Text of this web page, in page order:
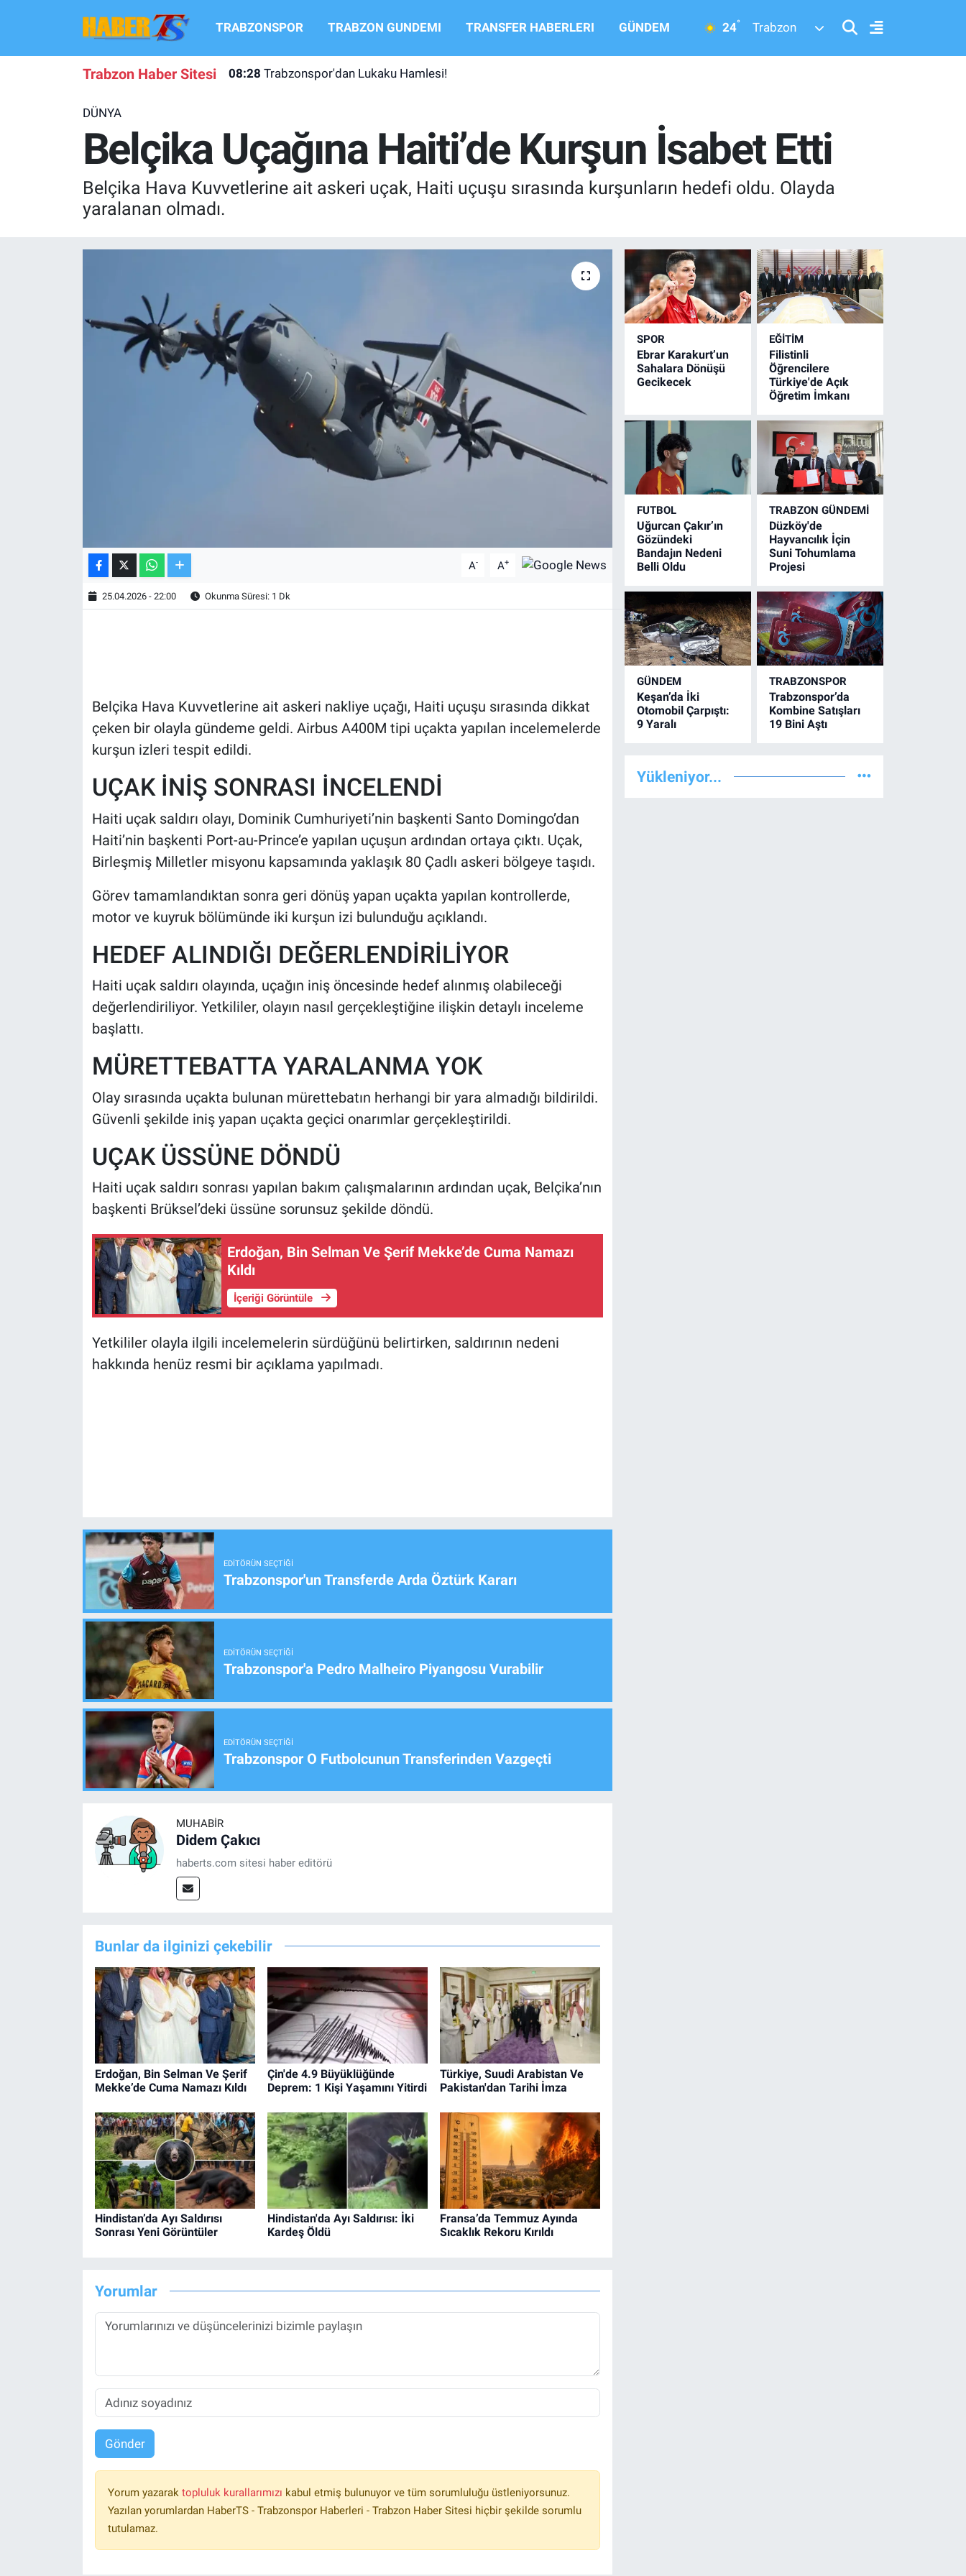
TRABZONSPOR TRABZON GUNDEMI TRANSFER HABERLERI GÜNDEM 24° Trabzon
Trabzon Haber Sitesi 08:28 Trabzonspor'dan Lukaku Hamlesi!
DÜNYA
Belçika Uçağına Haiti’de Kurşun İsabet Etti
Belçika Hava Kuvvetlerine ait askeri uçak, Haiti uçuşu sırasında kurşunların hedefi oldu. Olayda
yaralanan olmadı.
A- A+
25.04.2026 - 22:00 Okunma Süresi: 1 Dk
Belçika Hava Kuvvetlerine ait askeri nakliye uçağı, Haiti uçuşu sırasında dikkat
çeken bir olayla gündeme geldi. Airbus A400M tipi uçakta yapılan incelemelerde
kurşun izleri tespit edildi.
UÇAK İNİŞ SONRASI İNCELENDİ
Haiti uçak saldırı olayı, Dominik Cumhuriyeti’nin başkenti Santo Domingo’dan
Haiti’nin başkenti Port-au-Prince’e yapılan uçuşun ardından ortaya çıktı. Uçak,
Birleşmiş Milletler misyonu kapsamında yaklaşık 80 Çadlı askeri bölgeye taşıdı.
Görev tamamlandıktan sonra geri dönüş yapan uçakta yapılan kontrollerde,
motor ve kuyruk bölümünde iki kurşun izi bulunduğu açıklandı.
HEDEF ALINDIĞI DEĞERLENDİRİLİYOR
Haiti uçak saldırı olayında, uçağın iniş öncesinde hedef alınmış olabileceği
değerlendiriliyor. Yetkililer, olayın nasıl gerçekleştiğine ilişkin detaylı inceleme
başlattı.
MÜRETTEBATTA YARALANMA YOK
Olay sırasında uçakta bulunan mürettebatın herhangi bir yara almadığı bildirildi.
Güvenli şekilde iniş yapan uçakta geçici onarımlar gerçekleştirildi.
UÇAK ÜSSÜNE DÖNDÜ
Haiti uçak saldırı sonrası yapılan bakım çalışmalarının ardından uçak, Belçika’nın
başkenti Brüksel’deki üssüne sorunsuz şekilde döndü.
Erdoğan, Bin Selman Ve Şerif Mekke’de Cuma Namazı
Kıldı
İçeriği Görüntüle
Yetkililer olayla ilgili incelemelerin sürdüğünü belirtirken, saldırının nedeni
hakkında henüz resmi bir açıklama yapılmadı.
EDITÖRÜN SEÇTIĞI
Trabzonspor'un Transferde Arda Öztürk Kararı
EDITÖRÜN SEÇTIĞI
Trabzonspor'a Pedro Malheiro Piyangosu Vurabilir
EDITÖRÜN SEÇTIĞI
Trabzonspor O Futbolcunun Transferinden Vazgeçti
MUHABIR
Didem Çakıcı
haberts.com sitesi haber editörü
Bunlar da ilginizi çekebilir
Erdoğan, Bin Selman Ve Şerif
Mekke’de Cuma Namazı Kıldı
Çin'de 4.9 Büyüklüğünde
Deprem: 1 Kişi Yaşamını Yitirdi
Türkiye, Suudi Arabistan Ve
Pakistan'dan Tarihi İmza
Hindistan’da Ayı Saldırısı
Sonrası Yeni Görüntüler
Hindistan'da Ayı Saldırısı: İki
Kardeş Öldü
Fransa’da Temmuz Ayında
Sıcaklık Rekoru Kırıldı
Yorumlar
Gönder
Yorum yazarak topluluk kurallarımızı kabul etmiş bulunuyor ve tüm sorumluluğu üstleniyorsunuz.
Yazılan yorumlardan HaberTS - Trabzonspor Haberleri - Trabzon Haber Sitesi hiçbir şekilde sorumlu
tutulamaz.
SPOR
Ebrar Karakurt’un
Sahalara Dönüşü
Gecikecek
EĞİTİM
Filistinli
Öğrencilere
Türkiye'de Açık
Öğretim İmkanı
FUTBOL
Uğurcan Çakır’ın
Gözündeki
Bandajın Nedeni
Belli Oldu
TRABZON GÜNDEMİ
Düzköy'de
Hayvancılık İçin
Suni Tohumlama
Projesi
GÜNDEM
Keşan’da İki
Otomobil Çarpıştı:
9 Yaralı
TRABZONSPOR
Trabzonspor’da
Kombine Satışları
19 Bini Aştı
Yükleniyor...
TRABZONSPOR
TRANSFER HABERLERI
KULİS MEYDANI
EKONOMİ
POLİTİKA
MAGAZİN
Bilim, Teknoloji
Hava Durumu
Süper Lig Puan Durumu ve Fikstür
Tüm Manşetler
Son Dakika Haberleri